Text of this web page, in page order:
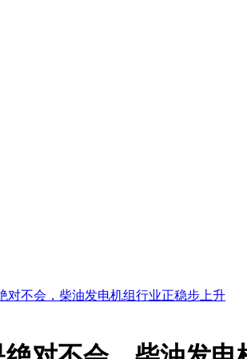
对不会，柴油发电机组行业正稳步上升